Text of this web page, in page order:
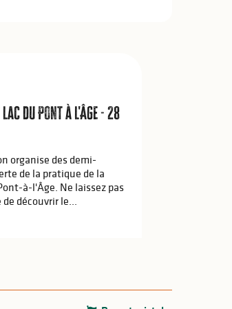
du Pont à l'Âge - 28
organise des demi-
de la pratique de la
à-l'Âge. Ne laissez pas
découvrir le...